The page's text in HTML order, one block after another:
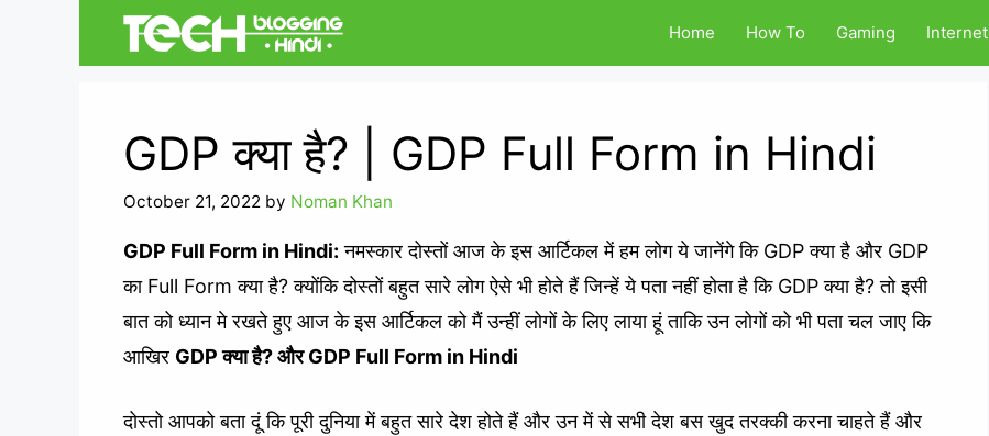
Home How To Gaming Internet
GDP क्या है? | GDP Full Form in Hindi
October 21, 2022 by Noman Khan
GDP Full Form in Hindi: नमस्कार दोस्तों आज के इस आर्टिकल में हम लोग ये जानेंगे कि GDP क्या है और GDP
का Full Form क्या है? क्योंकि दोस्तों बहुत सारे लोग ऐसे भी होते हैं जिन्हें ये पता नहीं होता है कि GDP क्या है? तो इसी
बात को ध्यान मे रखते हुए आज के इस आर्टिकल को मैं उन्हीं लोगों के लिए लाया हूं ताकि उन लोगों को भी पता चल जाए कि
आखिर GDP क्या है?और GDP Full Form in Hindi
दोस्तो आपको बता दूं कि पूरी दुनिया में बहुत सारे देश होते हैं और उन में से सभी देश बस खुद तरक्की करना चाहते हैं और